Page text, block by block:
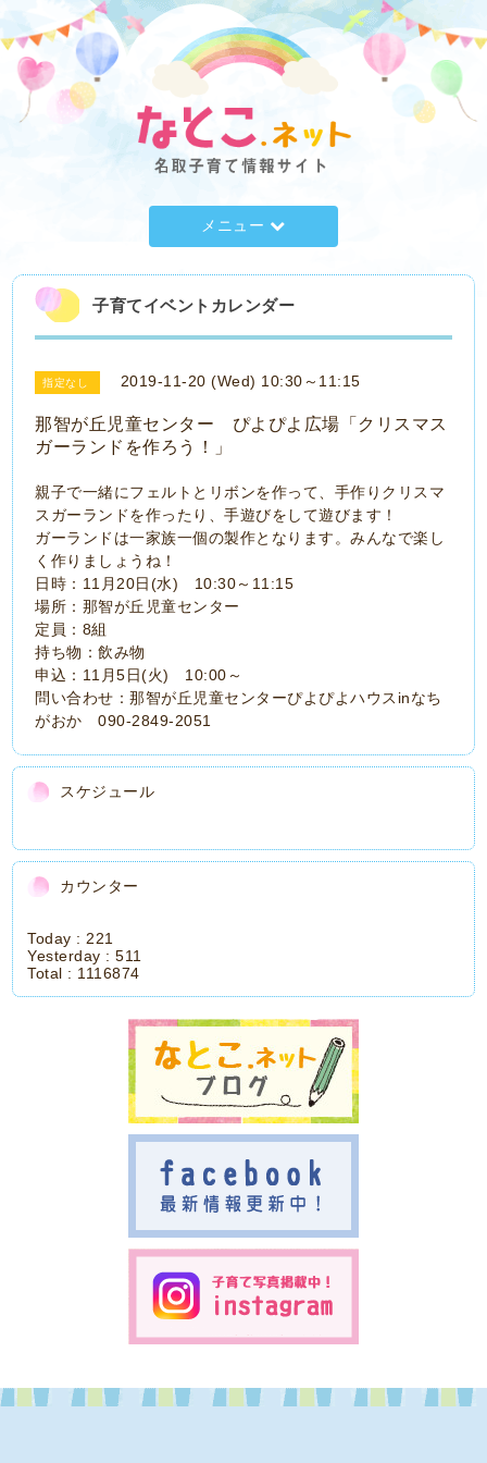
メニュー
子育てイベントカレンダー
指定なし 2019-11-20 (Wed) 10:30～11:15
那智が丘児童センター ぴよぴよ広場「クリスマス
ガーランドを作ろう！」
親子で一緒にフェルトとリボンを作って、手作りクリスマ
スガーランドを作ったり、手遊びをして遊びます！
ガーランドは一家族一個の製作となります。みんなで楽し
く作りましょうね！
日時：11月20日(水) 10:30～11:15
場所：那智が丘児童センター
定員：8組
持ち物：飲み物
申込：11月5日(火) 10:00～
問い合わせ：那智が丘児童センターぴよぴよハウスinなち
がおか 090-2849-2051
スケジュール
カウンター
Today :221
Yesterday :511
Total : 1116874